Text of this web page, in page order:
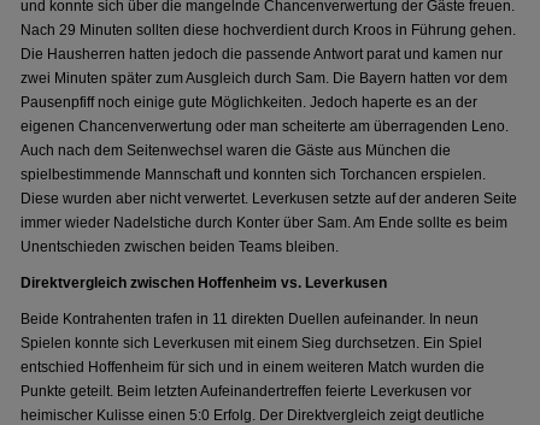
und konnte sich über die mangelnde Chancenverwertung der Gäste freuen.
Nach 29 Minuten sollten diese hochverdient durch Kroos in Führung gehen.
Die Hausherren hatten jedoch die passende Antwort parat und kamen nur
zwei Minuten später zum Ausgleich durch Sam. Die Bayern hatten vor dem
Pausenpfiff noch einige gute Möglichkeiten. Jedoch haperte es an der
eigenen Chancenverwertung oder man scheiterte am überragenden Leno.
Auch nach dem Seitenwechsel waren die Gäste aus München die
spielbestimmende Mannschaft und konnten sich Torchancen erspielen.
Diese wurden aber nicht verwertet. Leverkusen setzte auf der anderen Seite
immer wieder Nadelstiche durch Konter über Sam. Am Ende sollte es beim
Unentschieden zwischen beiden Teams bleiben.
Direktvergleich zwischen Hoffenheim vs. Leverkusen
Beide Kontrahenten trafen in 11 direkten Duellen aufeinander. In neun
Spielen konnte sich Leverkusen mit einem Sieg durchsetzen. Ein Spiel
entschied Hoffenheim für sich und in einem weiteren Match wurden die
Punkte geteilt. Beim letzten Aufeinandertreffen feierte Leverkusen vor
heimischer Kulisse einen 5:0 Erfolg. Der Direktvergleich zeigt deutliche